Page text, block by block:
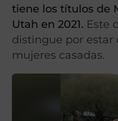
tiene los títulos de
Utah en 2021. Este
distingue por estar
mujeres casadas.